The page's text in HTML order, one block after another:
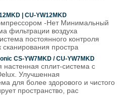
| CU-YW12MKD
-Нет Минимальный
фильтрации воздуха
постоянного контроля
сканирования простра
CS-YW7MKD / CU-YW7MKD
сплит-система с
Улучшенная
для более здорового и чистого
пространство, рас